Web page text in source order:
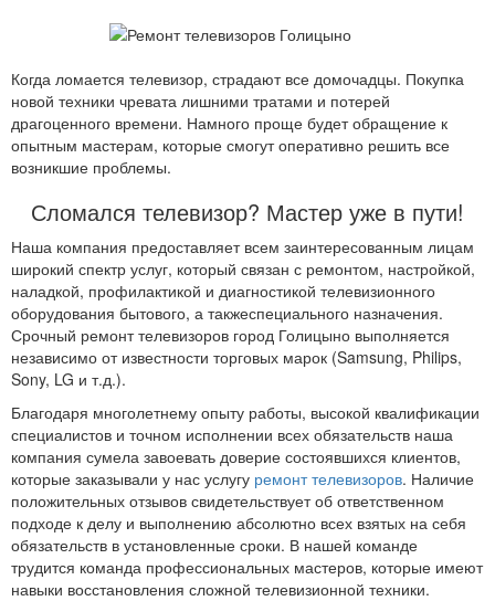
Когда ломается телевизор, страдают все домочадцы. Покупка
новой техники чревата лишними тратами и потерей
драгоценного времени. Намного проще будет обращение к
опытным мастерам, которые смогут оперативно решить все
возникшие проблемы.
Сломался телевизор? Мастер уже в пути!
Наша компания предоставляет всем заинтересованным лицам
широкий спектр услуг, который связан с ремонтом, настройкой,
наладкой, профилактикой и диагностикой телевизионного
оборудования бытового, а такжеспециального назначения.
Срочный ремонт телевизоров город Голицыно выполняется
независимо от известности торговых марок (Samsung, Philips,
Sony, LG и т.д.).
Благодаря многолетнему опыту работы, высокой квалификации
специалистов и точном исполнении всех обязательств наша
компания сумела завоевать доверие состоявшихся клиентов,
которые заказывали у нас услугу ремонт телевизоров. Наличие
положительных отзывов свидетельствует об ответственном
подходе к делу и выполнению абсолютно всех взятых на себя
обязательств в установленные сроки. В нашей команде
трудится команда профессиональных мастеров, которые имеют
навыки восстановления сложной телевизионной техники.